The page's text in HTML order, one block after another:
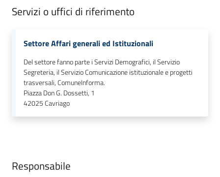
i
gli
Servizi o uffici di riferimento
Settore Affari generali ed Istituzionali
Del settore fanno parte i Servizi Demografici, il Servizio
Segreteria, il Servizio Comunicazione istituzionale e progetti
trasversali, ComuneInforma.
Piazza Don G. Dossetti, 1
42025Cavriago
Responsabile